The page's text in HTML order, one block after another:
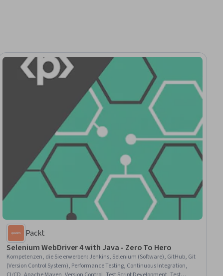
Packt
Selenium WebDriver 4 with Java - Zero To Hero
Kompetenzen, die Sie erwerben: Jenkins, Selenium (Software), GitHub, Git
(Version Control System), Performance Testing, Continuous Integration,